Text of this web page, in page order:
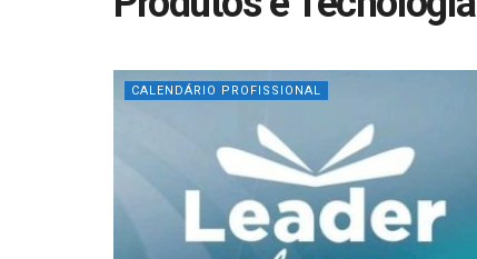
CALENDÁRIO PROFISSIONAL